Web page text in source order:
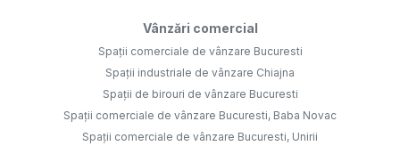
Vânzări comercial
Spații comerciale de vânzare Bucuresti
Spații industriale de vânzare Chiajna
Spații de birouri de vânzare Bucuresti
Spații comerciale de vânzare Bucuresti, Baba Novac
Spații comerciale de vânzare Bucuresti, Unirii